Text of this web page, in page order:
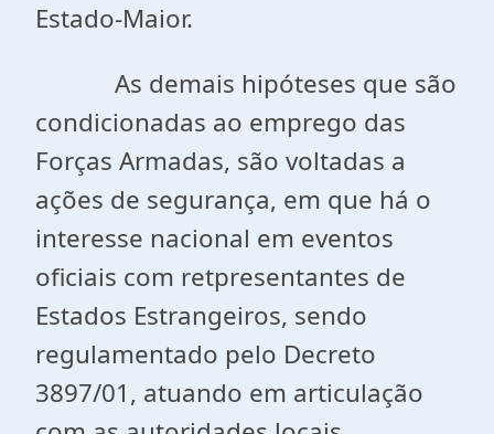
Estado-Maior.
As demais hipóteses que são
condicionadas ao emprego das
Forças Armadas, são voltadas a
ações de segurança, em que há o
interesse nacional em eventos
oficiais com retpresentantes de
Estados Estrangeiros, sendo
regulamentado pelo Decreto
3897/01, atuando em articulação